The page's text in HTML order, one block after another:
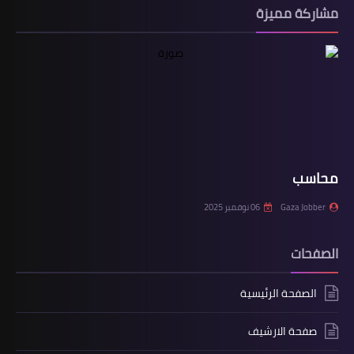
مشاركة مميزة
محاسب
Gaza Jobber 06 نوفمبر 2025
الصفحات
الصفحة الرئيسية
صفحة الارشيف